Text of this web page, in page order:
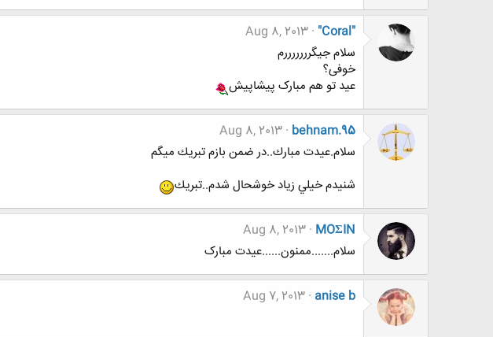
"Coral"
Aug 8, 2013
سلام جیگرررررررم
خوفی؟
عید تو هم مبارک پیشاپیش
behnam.95
Aug 8, 2013
سلام.عيدت مبارك..در ضمن بازم تبريك ميگم
شنيدم خيلي زياد خوشحال شدم..تبريك
MOΣIN
Aug 8, 2013
سلام.......ممنون......عیدت مبارک
anise b
Aug 7, 2013